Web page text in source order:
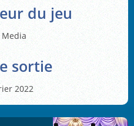
du jeu
sortie
2022